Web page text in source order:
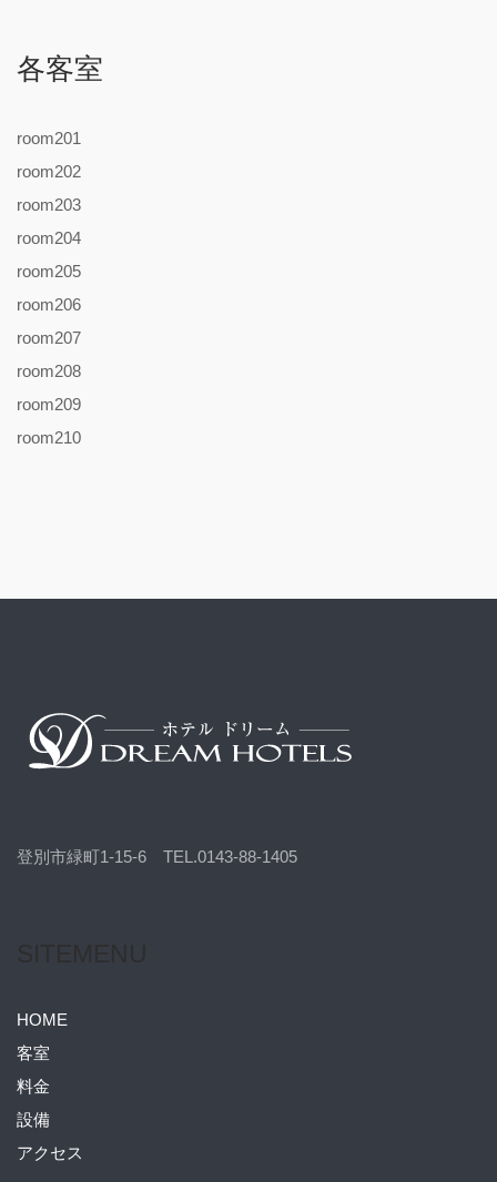
各客室
room201
room202
room203
room204
room205
room206
room207
room208
room209
room210
登別市緑町1-15-6 TEL.0143-88-1405
HOME
客室
料金
設備
アクセス